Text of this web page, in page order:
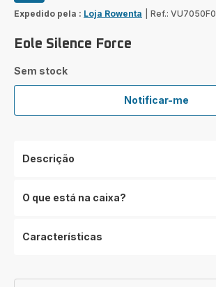
Expedido pela : Loja Rowenta Ref.: VU7050F0
Eole Silence Force
Sem stock
Notificar-me
Eole
Silence
Descrição
O que está na caixa?
Características